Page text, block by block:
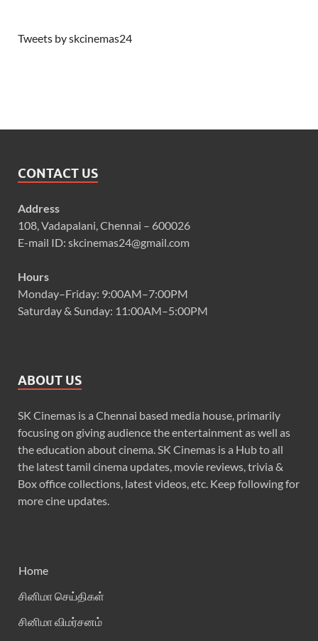
Tweets by skcinemas24
CONTACT US
Address
108, Vadapalani, Chennai – 600026
E-mail ID: skcinemas24@gmail.com
Hours
Monday–Friday: 9:00AM–7:00PM
Saturday & Sunday: 11:00AM–5:00PM
ABOUT US
SK Cinemas is a Chennai based media house, primarily
focusing on giving audience the entertainment as well as
the education about cinema. SK Cinemas is a Hub to all
the latest tamil cinema updates, movie reviews, trivia &
Box office collections, latest videos, etc. Keep following for
more cine updates.
Home
சினிமா செய்திகள்
சினிமா விமர்சனம்